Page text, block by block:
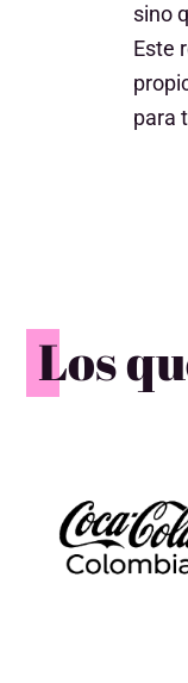
sino
Este
para
Los